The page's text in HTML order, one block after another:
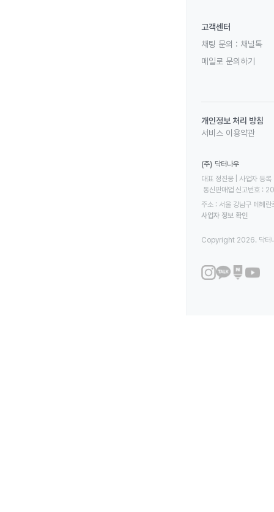
고객센터
채팅 문의 : 채널톡
메일로 문의하기
개인정보 처리 방침
서비스 이용약관
(주) 닥터나우
대표 정진웅 | 사업자
통신판매업 신고번호
주소 : 서울 강남구 테헤
사업자 정보 확인
Copyright 2026. 닥터